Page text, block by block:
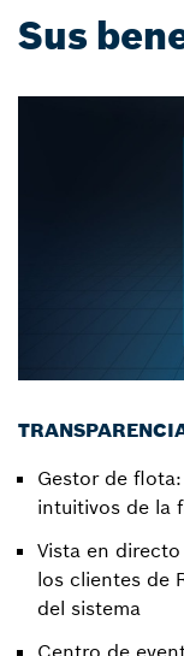
Sus
Gestor de
intuitivos de la
Vista en
los clientes de
del sistema